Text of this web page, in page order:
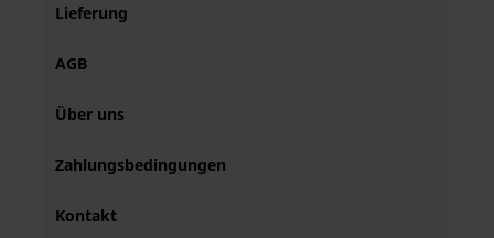
Lieferung
AGB
Über uns
Zahlungsbedingungen
Kontakt